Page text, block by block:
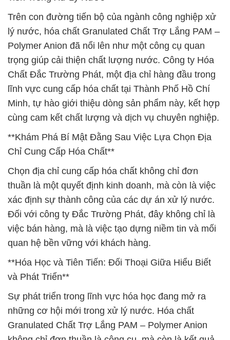
Trên con đường tiến bộ của ngành công nghiệp xử
lý nước, hóa chất Granulated Chất Trợ Lắng PAM –
Polymer Anion đã nổi lên như một công cụ quan
trọng giúp cải thiện chất lượng nước. Công ty Hóa
Chất Đắc Trường Phát, một địa chỉ hàng đầu trong
lĩnh vực cung cấp hóa chất tại Thành Phố Hồ Chí
Minh, tự hào giới thiệu dòng sản phẩm này, kết hợp
cùng cam kết chất lượng và dịch vụ chuyên nghiệp.
**Khám Phá Bí Mật Đằng Sau Việc Lựa Chọn Địa
Chỉ Cung Cấp Hóa Chất**
Chọn địa chỉ cung cấp hóa chất không chỉ đơn
thuần là một quyết định kinh doanh, mà còn là việc
xác định sự thành công của các dự án xử lý nước.
Đối với công ty Đắc Trường Phát, đây không chỉ là
việc bán hàng, mà là việc tạo dựng niềm tin và mối
quan hệ bền vững với khách hàng.
**Hóa Học và Tiên Tiến: Đối Thoại Giữa Hiểu Biết
và Phát Triển**
Sự phát triển trong lĩnh vực hóa học đang mở ra
những cơ hội mới trong xử lý nước. Hóa chất
Granulated Chất Trợ Lắng PAM – Polymer Anion